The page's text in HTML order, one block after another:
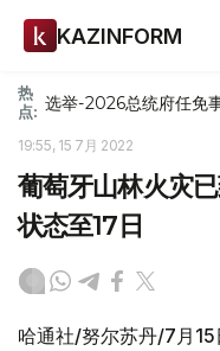
KAZINFORM
热
点: 选举-2026总统府任免
19:55, 15 7月 2022
葡萄牙山林火灾
状态至17日
哈通社/努尔苏丹/7月